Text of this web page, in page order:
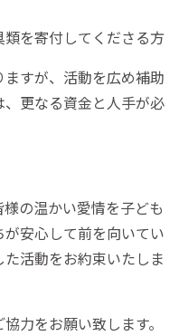
を寄付してくださる方
すが、活動を広め補助
更なる資金と人手が必
の温かい愛情を子ども
安心して前を向いてい
活動をお約束いたしま
力をお願い致します。